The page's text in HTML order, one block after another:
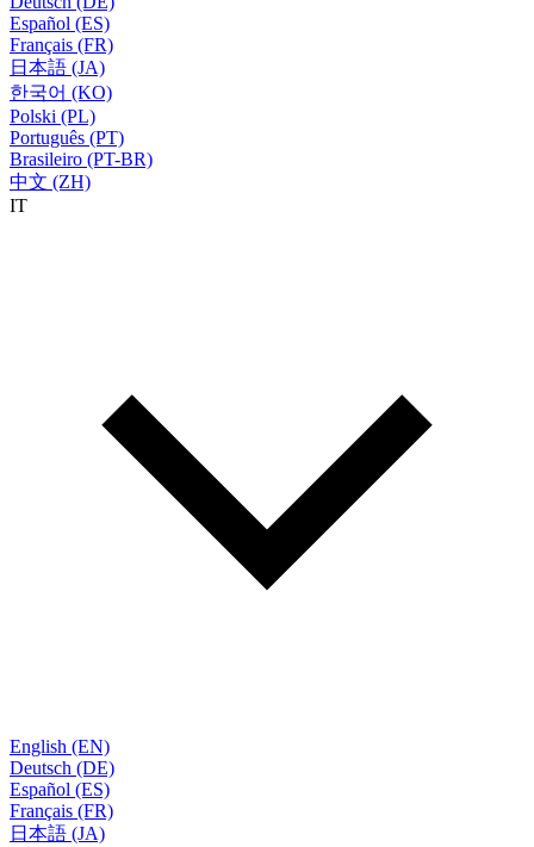
Español (ES)
Français (FR)
日本語 (JA)
한국어 (KO)
Polski (PL)
Português (PT)
Brasileiro (PT-BR)
中文 (ZH)
IT
English (EN)
Deutsch (DE)
Español (ES)
Français (FR)
日本語 (JA)